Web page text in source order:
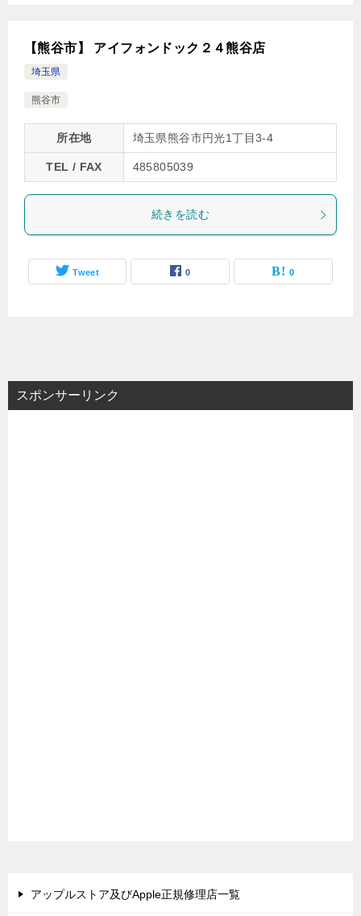
【熊谷市】 アイフォンドック２４熊谷店
埼玉県
熊谷市
所在地 埼玉県熊谷市円光1丁目3-4
TEL / FAX 485805039
続きを読む
Tweet 0 0
スポンサーリンク
アップルストア及びApple正規修理店一覧